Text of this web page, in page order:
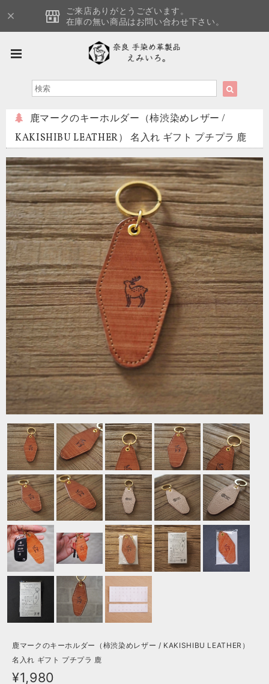
ご来店ありがとうございます。
在庫の無い商品はお問い合わせ下さい。
鹿マークのキーホルダー（柿渋染めレザー /
KAKISHIBU LEATHER） 名入れ ギフト プチプラ 鹿
鹿マークのキーホルダー（柿渋染めレザー / KAKISHIBU LEATHER）
名入れ ギフト プチプラ 鹿
¥1,980